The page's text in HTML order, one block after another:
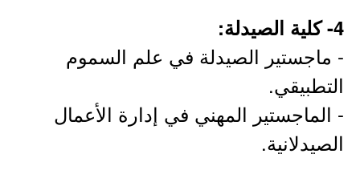
4- كلية الصيدلة:
- ماجستير الصيدلة في علم السموم
التطبيقي.
- الماجستير المهني في إدارة الأعمال
الصيدلانية.